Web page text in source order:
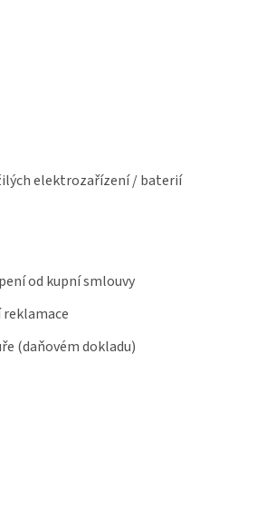
elektrozařízení / baterií
od kupní smlouvy
(daňovém dokladu)